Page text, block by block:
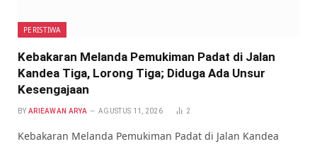
PERISTIWA
Kebakaran Melanda Pemukiman Padat di Jalan
Kandea Tiga, Lorong Tiga; Diduga Ada Unsur
Kesengajaan
BY ARIEAWAN ARYA AGUSTUS 11, 2026 2
Kebakaran Melanda Pemukiman Padat di Jalan Kandea